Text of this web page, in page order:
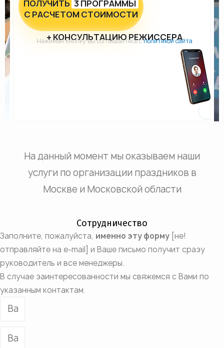
ПОЛУЧИТЬ 3 ПРОГРАММЫ
С РАСЧЕТОМ СТОИМОСТИ
+ КОНСУЛЬТАЦИЮ РЕЖИССЕРА
Нажимая кнопку вы соглашаетесь сполитикой сайта
На данный момент мы оказываем наши
услуги по организации праздников в
Москве и Московской области
Сотрудничество
Заполните, пожалуйста, именно эту форму [не!
отправляйте на e-mail] и Ваше письмо получит сразу
руководитель и все менеджеры.
В случае заинтересованности мы свяжемся с Вами по
указанным контактам.